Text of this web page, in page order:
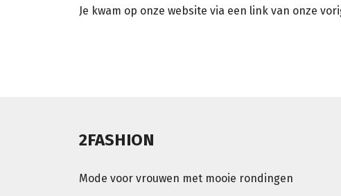
Je kwam op onze website via een link van onze
2FASHION
Mode voor vrouwen met mooie rondingen